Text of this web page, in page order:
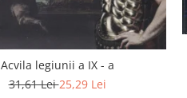
Acvila legiunii a IX - a
31,61 Lei25,29 Lei